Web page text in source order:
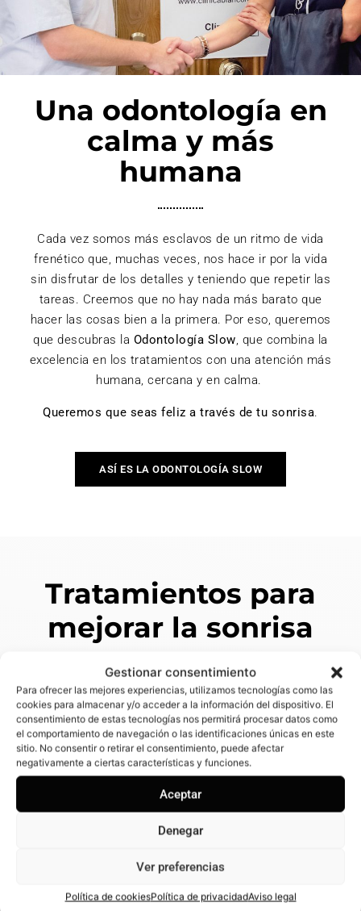
Gestionar consentimiento
Para ofrecer las mejores experiencias, utilizamos tecnologías como las
cookies para almacenar y/o acceder a la información del dispositivo. El
consentimiento de estas tecnologías nos permitirá procesar datos como
el comportamiento de navegación o las identificaciones únicas en este
sitio. No consentir o retirar el consentimiento, puede afectar
negativamente a ciertas características y funciones.
Aceptar
Denegar
Ver preferencias
Política de cookiesPolítica de privacidadAviso legal
Una odontología en
calma y más
humana
Cada vez somos más esclavos de un ritmo de vida
frenético que, muchas veces, nos hace ir por la vida
sin disfrutar de los detalles y teniendo que repetir las
tareas. Creemos que no hay nada más barato que
hacer las cosas bien a la primera. Por eso, queremos
que descubras la Odontología Slow, que combina la
excelencia en los tratamientos con una atención más
humana, cercana y en calma.
Queremos que seas feliz a través de tu sonrisa.
ASÍ ES LA ODONTOLOGÍA SLOW
Tratamientos para
mejorar la sonrisa
Estética dental
El objetivo de la estética dental en nuestra
clínica dental en Oviedo es conseguir la
sonrisa perfecta. Blanqueamiento, carillas,
fundas, reconstrucciones dentales,… Hoy en
en nuestro día a día. Perseguimos la
armonía, salud y naturalidad de tu sonrisa en